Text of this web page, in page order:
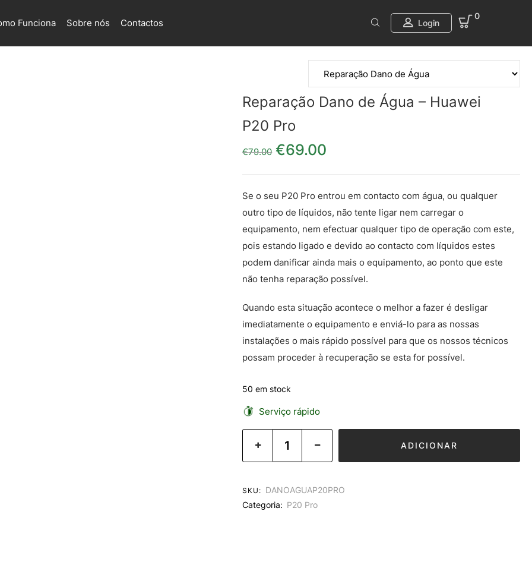
Funciona Sobre nós Contactos Login
0
Reparação Dano de Água – Huawei
P20 Pro
€79.00 O preço original era: €79.00.
€69.00
Se o seu P20 Pro entrou em contacto com água, ou qualquer
outro tipo de líquidos, não tente ligar nem carregar o
equipamento, nem efectuar qualquer tipo de operação com este,
pois estando ligado e devido ao contacto com líquidos estes
podem danificar ainda mais o equipamento, ao ponto que este
não tenha reparação possível.
Quando esta situação acontece o melhor a fazer é desligar
imediatamente o equipamento e enviá-lo para as nossas
instalações o mais rápido possível para que os nossos técnicos
possam proceder à recuperação se esta for possível.
50 em stock
Serviço rápido
ADICIONAR
SKU: DANOAGUAP20PRO
Categoria: P20 Pro